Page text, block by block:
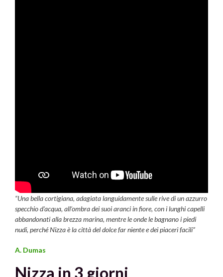
“Una bella cortigiana, adagiata languidamente sulle rive di un azzurro
specchio d’acqua, all’ombra dei suoi aranci in fiore, con i lunghi capelli
abbandonati alla brezza marina, mentre le onde le bagnano i piedi
nudi, perché Nizza è la città del dolce far niente e dei piaceri facili”
A. Dumas
Nizza in 3 giorni